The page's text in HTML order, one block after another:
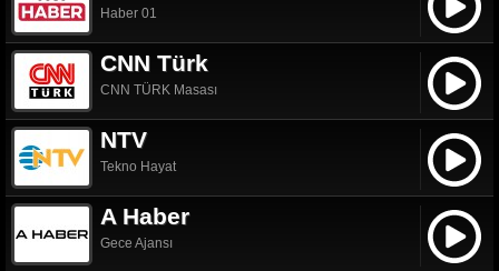
Haber 01
CNN Türk
CNN TÜRK Masası
NTV
Tekno Hayat
A Haber
Gece Ajansı